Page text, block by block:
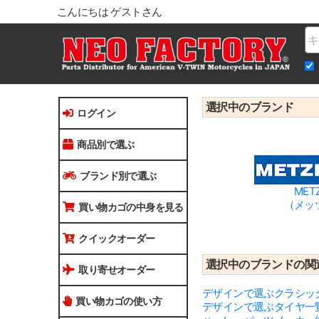
こんにちは ゲストさん
ログイン
商品別で選ぶ
ブランド別で選ぶ
買い物カゴの中身を見る
クイックオーダー
取り寄せオーダー
買い物カゴの使い方
選択中のブランド
（メ
選択中のブランドの関
デザインで選ぶクラシッ
デザインで選ぶタイヤ一